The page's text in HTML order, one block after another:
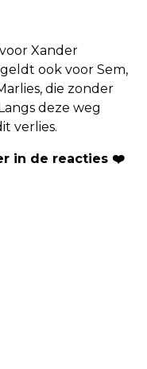
Xander
ook voor Sem,
die zonder
deze weg
verlies.
in de reacties ❤️